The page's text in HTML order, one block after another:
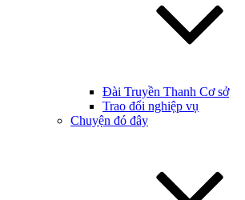
Đài Truyền Thanh Cơ sở
Trao đổi nghiệp vụ
Chuyện đó đây